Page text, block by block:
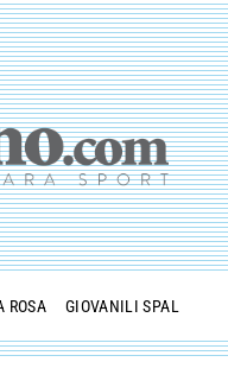
ROSA GIOVANILI SPAL